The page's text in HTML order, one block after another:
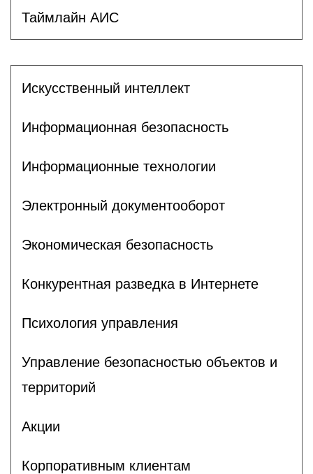
Таймлайн АИС
Искусственный интеллект
Информационная безопасность
Информационные технологии
Электронный документооборот
Экономическая безопасность
Конкурентная разведка в Интернете
Психология управления
Управление безопасностью объектов и
территорий
Акции
Корпоративным клиентам